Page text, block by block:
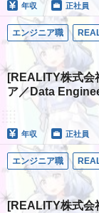
年収 正社員
エンジニア職
[REALITY株式
ア／Data
年収 正社員
エンジニア職
[REALITY株式